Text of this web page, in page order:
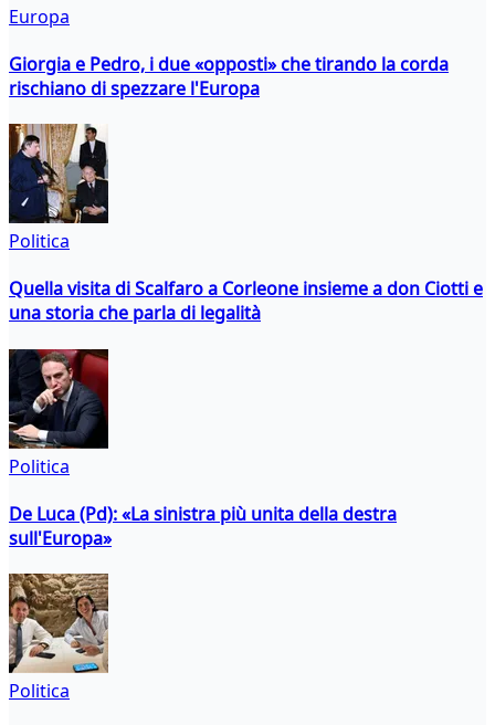
Europa
Giorgia e Pedro, i due «opposti» che tirando la corda
rischiano di spezzare l'Europa
Politica
Quella visita di Scalfaro a Corleone insieme a don Ciotti e
una storia che parla di legalità
Politica
De Luca (Pd): «La sinistra più unita della destra
sull'Europa»
Politica